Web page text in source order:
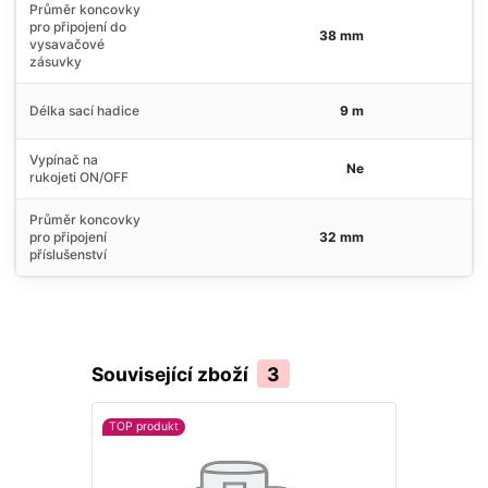
Průměr koncovky
pro připojení do
vysavačové
zásuvky
38 mm
Délka sací hadice 9 m
Vypínač na
rukojeti ON/OFF
Ne
Průměr koncovky
pro připojení
příslušenství
32 mm
Související zboží 3
TOP produkt